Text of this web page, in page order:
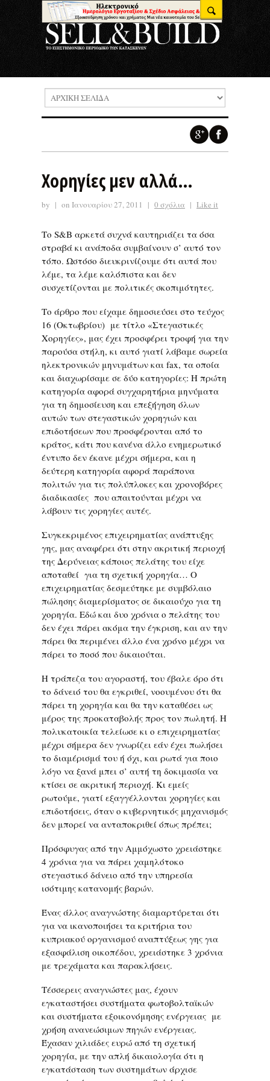
Χορηγίες μεν αλλά…
by | on Ιανουαρίου 27, 2011 | 0 σχόλια | Like it
Το S&B αρκετά συχνά καυτηριάζει τα όσα
στραβά κι ανάποδα συμβαίνουν σ’ αυτό τον
τόπο. Ωστόσο διευκρινίζουμε ότι αυτά που
λέμε, τα λέμε καλόπιστα και δεν
συσχετίζονται με πολιτικές σκοπιμότητες.
Το άρθρο που είχαμε δημοσιεύσει στο τεύχος
16 (Οκτωβρίου) με τίτλο «Στεγαστικές
Χορηγίες», μας έχει προσφέρει τροφή για την
παρούσα στήλη, κι αυτό γιατί λάβαμε σωρεία
ηλεκτρονικών μηνυμάτων και fax, τα οποία
και διαχωρίσαμε σε δύο κατηγορίες: Η πρώτη
κατηγορία αφορά συγχαρητήρια μηνύματα
για τη δημοσίευση και επεξήγηση όλων
αυτών των στεγαστικών χορηγιών και
επιδοτήσεων που προσφέρονται από το
κράτος, κάτι που κανένα άλλο ενημερωτικό
έντυπο δεν έκανε μέχρι σήμερα, και η
δεύτερη κατηγορία αφορά παράπονα
πολιτών για τις πολύπλοκες και χρονοβόρες
διαδικασίες που απαιτούνται μέχρι να
λάβουν τις χορηγίες αυτές.
Συγκεκριμένος επιχειρηματίας ανάπτυξης
γης, μας αναφέρει ότι στην ακριτική περιοχή
της Δερύνειας κάποιος πελάτης του είχε
αποταθεί για τη σχετική χορηγία… Ο
επιχειρηματίας δεσμεύτηκε με συμβόλαιο
πώλησης διαμερίσματος σε δικαιούχο για τη
χορηγία. Εδώ και δυο χρόνια ο πελάτης του
δεν έχει πάρει ακόμα την έγκριση, και αν την
πάρει θα περιμένει άλλο ένα χρόνο μέχρι να
πάρει το ποσό που δικαιούται.
Η τράπεζα του αγοραστή, του έβαλε όρο ότι
το δάνειό του θα εγκριθεί, νοουμένου ότι θα
πάρει τη χορηγία και θα την καταθέσει ως
μέρος της προκαταβολής προς τον πωλητή. Η
πολυκατοικία τελείωσε κι ο επιχειρηματίας
μέχρι σήμερα δεν γνωρίζει εάν έχει πωλήσει
το διαμέρισμά του ή όχι, και ρωτά για ποιο
λόγο να ξανά μπει σ’ αυτή τη δοκιμασία να
κτίσει σε ακριτική περιοχή. Κι εμείς
ρωτούμε, γιατί εξαγγέλλονται χορηγίες και
επιδοτήσεις, όταν ο κυβερνητικός μηχανισμός
δεν μπορεί να ανταποκριθεί όπως πρέπει;
Πρόσφυγας από την Αμμόχωστο χρειάστηκε
4 χρόνια για να πάρει χαμηλότοκο
στεγαστικό δάνειο από την υπηρεσία
ισότιμης κατανομής βαρών.
Ένας άλλος αναγνώστης διαμαρτύρεται ότι
για να ικανοποιήσει τα κριτήρια του
κυπριακού οργανισμού αναπτύξεως γης για
εξασφάλιση οικοπέδου, χρειάστηκε 3 χρόνια
με τρεχάματα και παρακλήσεις.
Τέσσερεις αναγνώστες μας, έχουν
εγκαταστήσει συστήματα φωτοβολταϊκών
και συστήματα εξοικονόμησης ενέργειας με
χρήση ανανεώσιμων πηγών ενέργειας.
Έχασαν χιλιάδες ευρώ από τη σχετική
χορηγία, με την απλή δικαιολογία ότι η
εγκατάσταση των συστημάτων άρχισε